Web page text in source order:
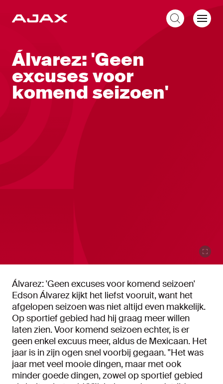
Álvarez: 'Geen
excuses voor
komend seizoen'
Álvarez: 'Geen excuses voor komend seizoen'
Edson Álvarez kijkt het liefst vooruit, want het
afgelopen seizoen was niet altijd even makkelijk.
Op sportief gebied had hij graag meer willen
laten zien. Voor komend seizoen echter, is er
geen enkel excuus meer, aldus de Mexicaan. Het
jaar is in zijn ogen snel voorbij gegaan. "Het was
jaar met veel mooie dingen, maar met ook
minder goede dingen, zowel op sportief gebied